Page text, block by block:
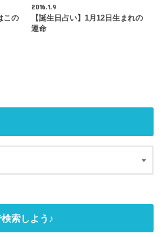
この
2016.1.9
【誕生日占い】1月12日生まれの
運命
索しよう♪